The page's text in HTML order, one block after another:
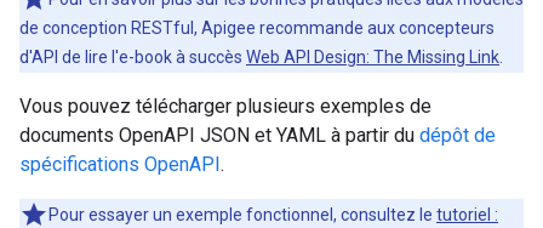
de conception RESTful, Apigee recommande aux concepteurs
d'API de lire l'e-book à succès Web API Design: The Missing Link.
Vous pouvez télécharger plusieurs exemples de
documents OpenAPI JSON et YAML à partir du dépôt de
spécifications OpenAPI .
Pour essayer un exemple fonctionnel, consultez le tutoriel :